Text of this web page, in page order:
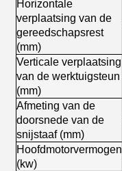
Horizontale
verplaatsing van de
gereedschapsrest
(mm)
Verticale verplaatsing
van de werktuigsteun
(mm)
Afmeting van de
doorsnede van de
snijstaaf (mm)
Hoofdmotorvermogen
(kw)